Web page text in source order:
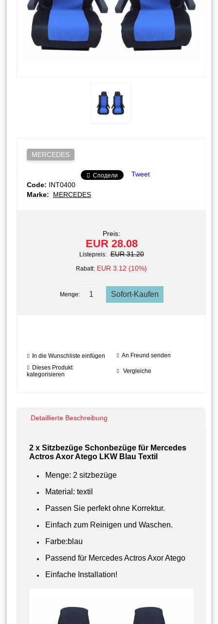
MERCEDES
Сподели
Tweet
Code: INT0400
Marke:
MERCEDES
Preis:
EUR 28.08
Listepreis: EUR 31.20
Rabatt: EUR 3.12 (10%)
Menge:
In die Wunschliste einfügen
An Freund senden
Dieses Produkt
kategorisieren
Vergleiche
Detaillierte Beschreibung
2 x Sitzbezüge Schonbezüge für Mercedes
Actros Axor Atego LKW Blau Textil
Menge: 2 sitzbezüge
Material: textil
Passen Sie perfekt ohne Korrektur.
Einfach zum Reinigen und Waschen.
Farbe:blau
Passend für Mercedes Actros Axor Atego
Einfache Installation!